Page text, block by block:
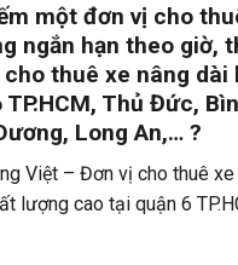
một đơn vị cho
ngắn hạn theo giờ,
thuê xe nâng dài
Thủ Đức,
Long An,… ?
Việt – Đơn vị cho thuê xe
lượng cao tại quận 6